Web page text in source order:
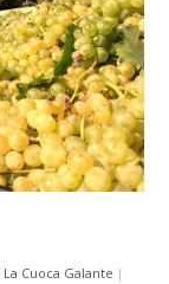
La Cuoca Galante |